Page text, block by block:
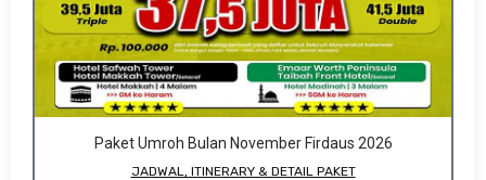
Paket Umroh Bulan November Firdaus 2026
JADWAL, ITINERARY & DETAIL PAKET